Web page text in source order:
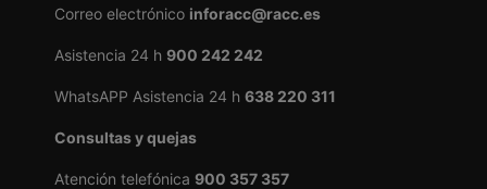
Correo electrónico inforacc@racc.es
Asistencia 24 h 900 242 242
WhatsAPP Asistencia 24 h 638 220 311
Consultas y quejas
Atención telefónica 900 357 357